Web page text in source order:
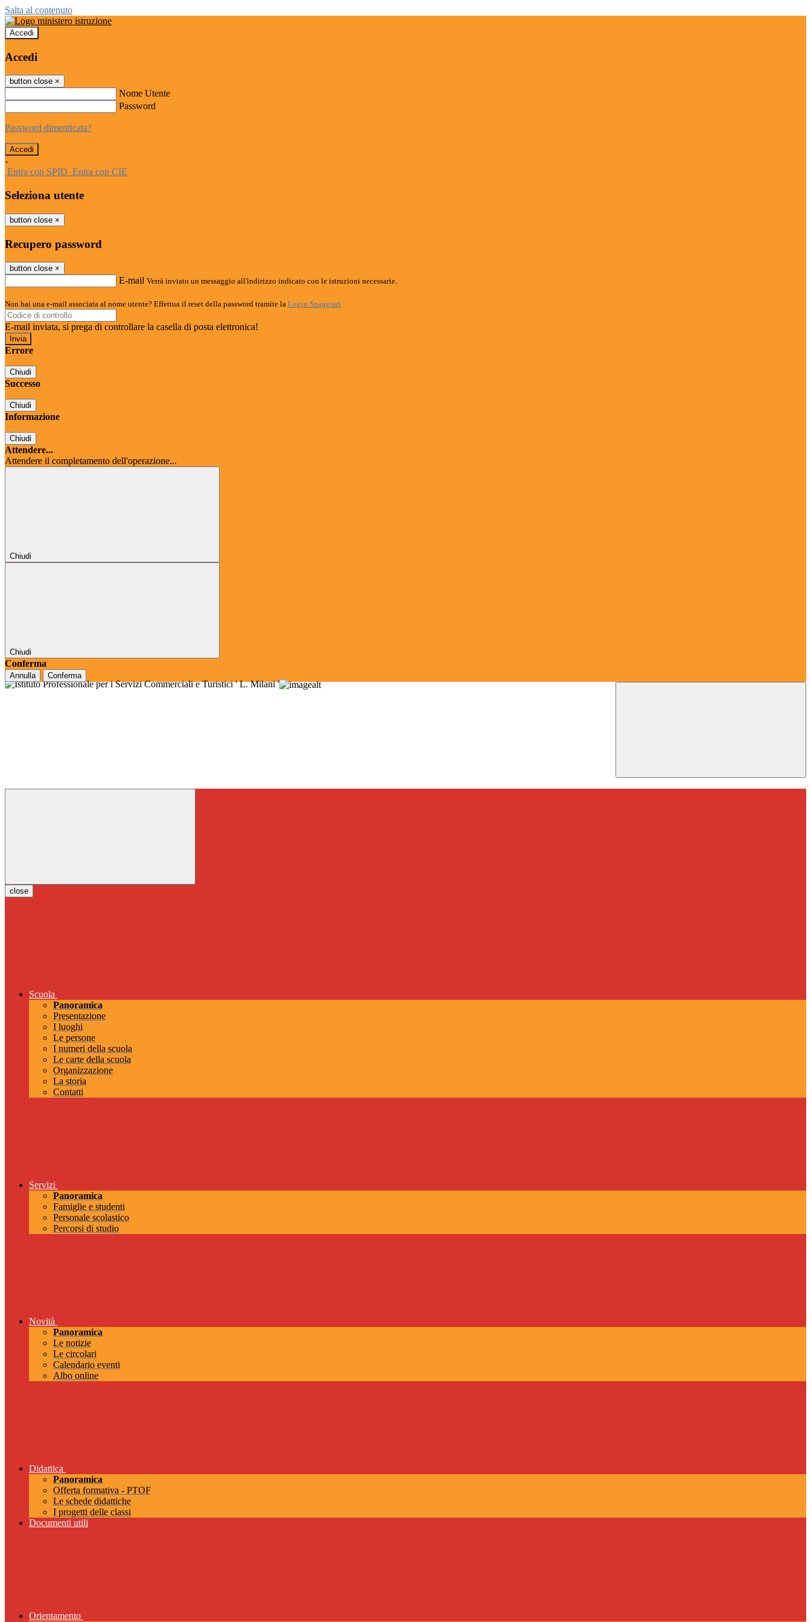
Salta al contenuto
Accedi
Accedi
button close ×
Nome Utente
Password
Password dimenticata?
-
Entra con SPID Entra con CIE
Seleziona utente
button close ×
Recupero password
button close ×
E-mail Verrà inviato un messaggio all'indirizzo indicato con le istruzioni necessarie.
Non hai una e-mail associata al nome utente? Effettua il reset della password tramite la Login Spaggiari
E-mail inviata, si prega di controllare la casella di posta elettronica!
Errore
Chiudi
Successo
Chiudi
Informazione
Chiudi
Attendere...
Attendere il completamento dell'operazione...
Chiudi
Chiudi
Conferma
Annulla Conferma
close
Scuola
Panoramica
Presentazione
I luoghi
Le persone
I numeri della scuola
Le carte della scuola
Organizzazione
La storia
Contatti
Servizi
Panoramica
Famiglie e studenti
Personale scolastico
Percorsi di studio
Novità
Panoramica
Le notizie
Le circolari
Calendario eventi
Albo online
Didattica
Panoramica
Offerta formativa - PTOF
Le schede didattiche
I progetti delle classi
Documenti utili
Orientamento